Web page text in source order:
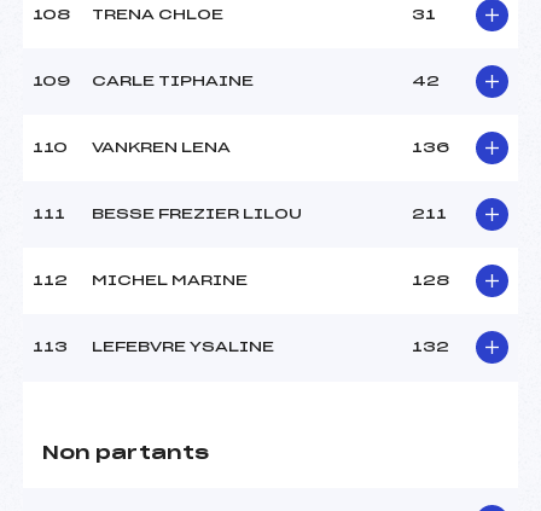
108 TRENA CHLOE 31
109 CARLE TIPHAINE 42
110 VANKREN LENA 136
111 BESSE FREZIER LILOU 211
112 MICHEL MARINE 128
113 LEFEBVRE YSALINE 132
Non partants